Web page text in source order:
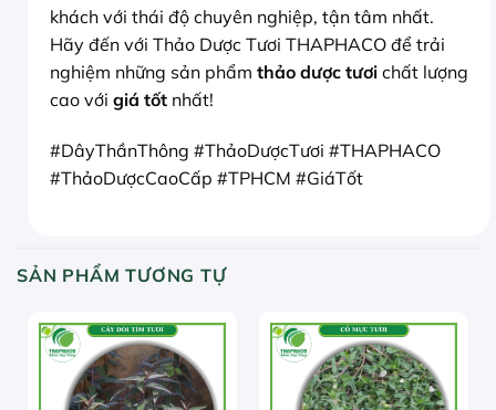
khách với thái độ chuyên nghiệp, tận tâm nhất.
Hãy đến với Thảo Dược Tươi THAPHACO để trải
nghiệm những sản phẩm thảo dược tươi chất lượng
cao với giá tốt nhất!
#DâyThầnThông #ThảoDượcTươi #THAPHACO
#ThảoDượcCaoCấp #TPHCM #GiáTốt
SẢN PHẨM TƯƠNG TỰ